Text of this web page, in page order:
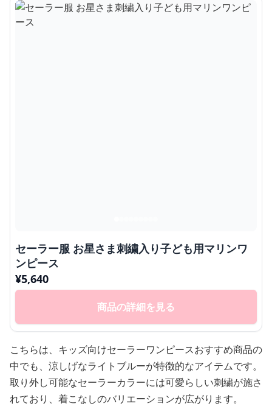
セーラー服 お星さま刺繍入り子ども用マリンワ
ンピース
¥5,640
商品の詳細を見る
こちらは、キッズ向けセーラーワンピースおすすめ商品の
中でも、涼しげなライトブルーが特徴的なアイテムです。
取り外し可能なセーラーカラーには可愛らしい刺繍が施さ
れており、着こなしのバリエーションが広がります。